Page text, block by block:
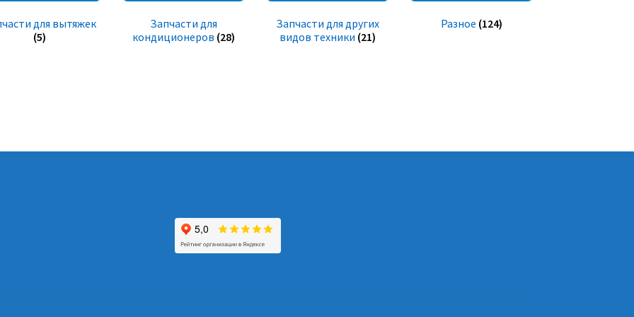
для вытяжек
(5)
Запчасти для
кондиционеров (28)
Запчасти для других
видов техники (21)
Разное (124)